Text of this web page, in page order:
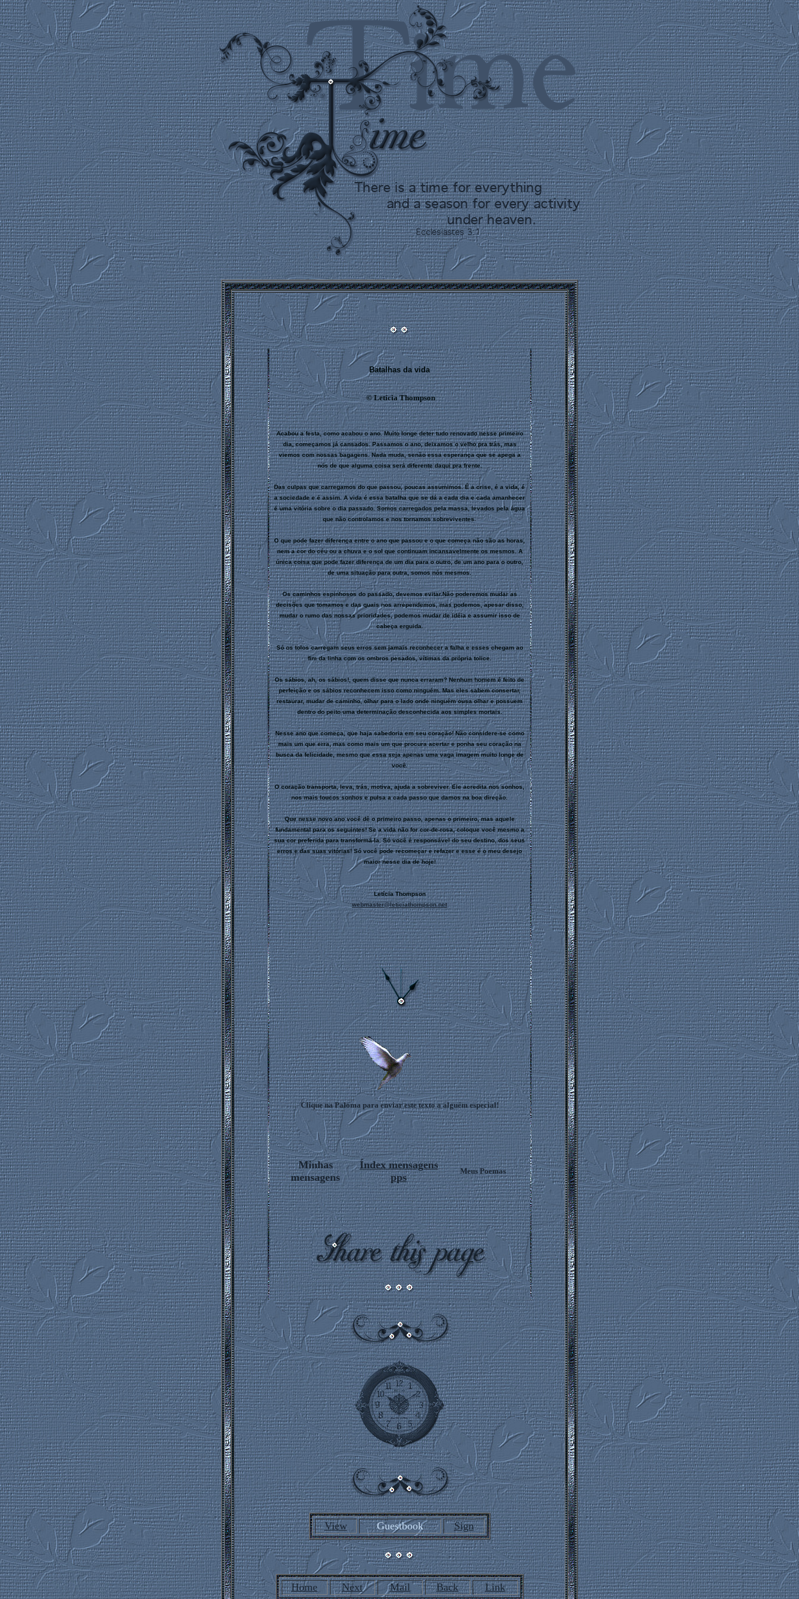
Batalhas da vida
©Letícia Thompson
Acabou a festa, como acabou o ano. Muito longe deter tudo renovado nesse primeiro
dia, começamos já cansados. Passamos o ano, deixamos o velho pra trás, mas
viemos com nossas bagagens. Nada muda, senão essa esperança que se apega a
nós de que alguma coisa será diferente daqui pra frente.
Das culpas que carregamos do que passou, poucas assumimos. É a crise, é a vida, é
a sociedade e é assim. A vida é essa batalha que se dá a cada dia e cada amanhecer
é uma vitória sobre o dia passado. Somos carregados pela massa, levados pela água
que não controlamos e nos tornamos sobreviventes.
O que pode fazer diferença entre o ano que passou e o que começa não são as horas,
nem a cor do céu ou a chuva e o sol que continuam incansavelmente os mesmos. A
única coisa que pode fazer diferença de um dia para o outro, de um ano para o outro,
de uma situação para outra, somos nós mesmos.
Os caminhos espinhosos do passado, devemos evitar.Não poderemos mudar as
decisões que tomamos e das quais nos arrependemos, mas podemos, apesar disso,
mudar o rumo das nossas prioridades, podemos mudar de idéia e assumir isso de
cabeça erguida.
Só os tolos carregam seus erros sem jamais reconhecer a falha e esses chegam ao
fim da linha com os ombros pesados, vítimas da própria tolice.
Os sábios, ah, os sábios!, quem disse que nunca erraram? Nenhum homem é feito de
perfeição e os sábios reconhecem isso como ninguém. Mas eles sabem consertar,
restaurar, mudar de caminho, olhar para o lado onde ninguém ousa olhar e possuem
dentro do peito uma determinação desconhecida aos simples mortais.
Nesse ano que começa, que haja sabedoria em seu coração! Não considere-se como
mais um que erra, mas como mais um que procura acertar e ponha seu coração na
busca da felicidade, mesmo que essa seja apenas uma vaga imagem muito longe de
você.
O coração transporta, leva, trás, motiva, ajuda a sobreviver. Ele acredita nos sonhos,
nos mais loucos sonhos e pulsa a cada passo que damos na boa direção.
Que nesse novo ano você dê o primeiro passo, apenas o primeiro, mas aquele
fundamental para os seguintes! Se a vida não for cor-de-rosa, coloque você mesmo a
sua cor preferida para transformá-la. Só você é responsável do seu destino, dos seus
erros e das suas vitórias! Só você pode recomeçar e refazer e esse é o meu desejo
maior nesse dia de hoje!
Letícia Thompson
webmaster@leticiathompson.net
Clique na Paloma para enviar este texto a alguém especial!
Minhas
mensagens
Índex mensagens
pps
Meus Poemas
View Guestbook Sign
Home Next Mail Back Link